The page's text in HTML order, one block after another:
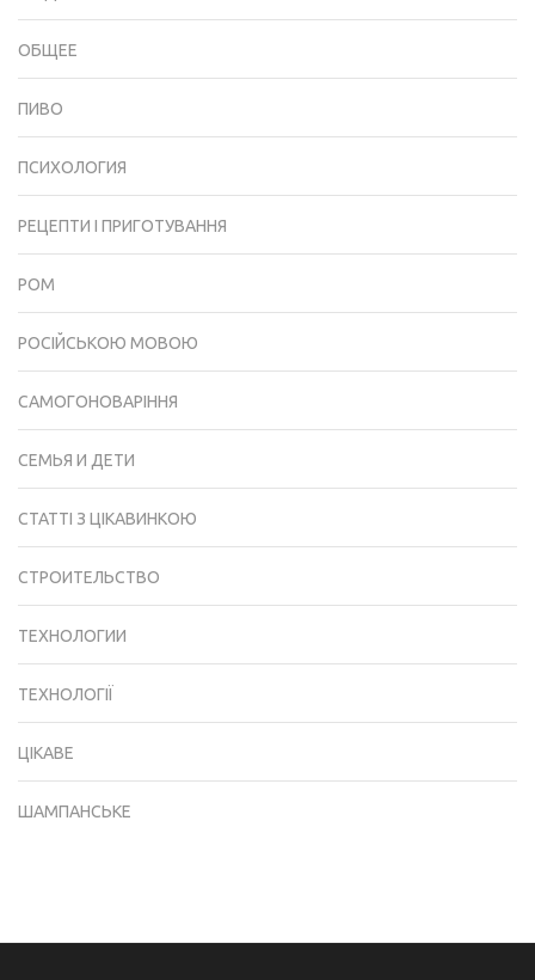
ОБЩЕЕ
ПИВО
ПСИХОЛОГИЯ
РЕЦЕПТИ І ПРИГОТУВАННЯ
РОМ
РОСІЙСЬКОЮ МОВОЮ
САМОГОНОВАРІННЯ
СЕМЬЯ И ДЕТИ
СТАТТІ З ЦІКАВИНКОЮ
СТРОИТЕЛЬСТВО
ТЕХНОЛОГИИ
ТЕХНОЛОГІЇ
ЦІКАВЕ
ШАМПАНСЬКЕ